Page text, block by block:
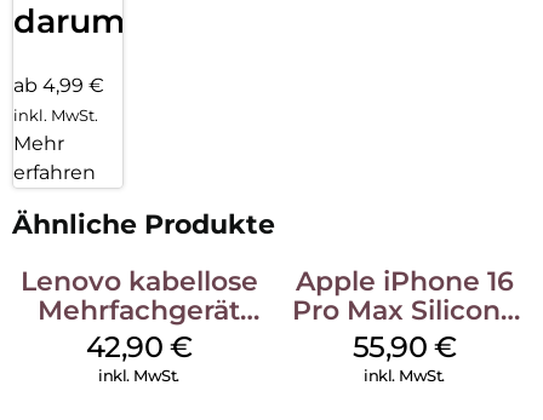
darum!
ab 4,99 €
inkl. MwSt.
Mehr
erfahren
Ähnliche Produkte
Lenovo kabellose
Mehrfachgerät
Luna Grey
42,90 €
inkl. MwSt.
Apple iPhone 16
Pro Max Silicone
Case MagSafe
Stone Gray
55,90 €
inkl. MwSt.